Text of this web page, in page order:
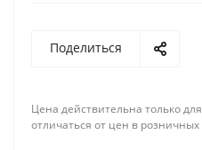
Поделиться
Цена действительна только
отличаться от цен в